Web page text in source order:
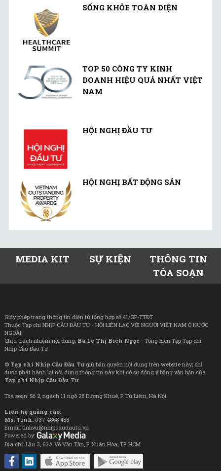
SỐNG KHỎE TOÀN DIỆN
TOP 50 CÔNG TY KINH
DOANH HIỆU QUẢ NHẤT VIỆT
NAM
HỘI NGHỊ ĐẦU TƯ
HỘI NGHỊ BẤT ĐỘNG SẢN
MEDIA KIT SỰ KIỆN
THÔNG TIN
TÒA SOẠN
Giấy phép trang thông tin điện tử tổng hợp số 41/GP-TTĐT
Thuộc Tạp chí NHỊP CẦU ĐẦU TƯ - HỘI LIÊN LẠC VỚI NGƯỜI VIỆT NAM Ở NƯỚC
NGOÀI
Chịu trách nhiệm nội dung: Bà Lê Thị Bích Ngọc - Tổng Biên Tập Tạp chí
Nhịp Cầu Đầu Tư
© Tạp chí Nhịp Cầu Đầu Tưgiữ bản quyền nội dung trên website này; chỉ
được phát hành lại nội dung thông tin này khi có sự đồng ý bằng văn bản của
Tạp chí Nhịp Cầu Đầu Tư
Tòa soạn: Số 2, ngách 11 ngõ 28 Dương Khuê, P. Từ Liêm, Hà Nội
Liên hệ quảng cáo:
Ms. Tình: 037 4868 488
Email: tinhvu@nhipcaudautu.vn
Powered by:
Địa chỉ: Lầu 3, 63A Võ Văn Tần, P. Xuân Hòa, TP. HCM